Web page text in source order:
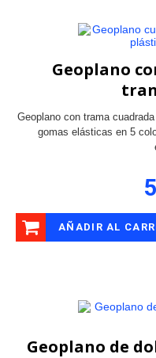
Geoplano
Geoplano con trama
gomas elásticas en 5
AÑADIR AL
Geoplano de